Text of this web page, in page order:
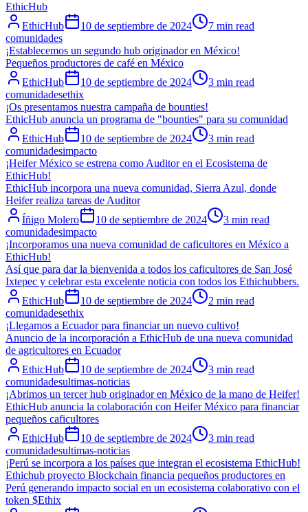
EthicHub
EthicHub
10 de septiembre de 2024
7 min read
comunidades
¡Establecemos un segundo hub originador en México!
Pequeños productores de café en México
EthicHub
10 de septiembre de 2024
3 min read
comunidadesethix
¡Os presentamos nuestra campaña de bounties!
EthicHub anuncia un programa de "bounties" para su comunidad
EthicHub
10 de septiembre de 2024
3 min read
comunidadesimpacto
¡Heifer México se estrena como Auditor en el Ecosistema de
EthicHub!
EthicHub incorpora una nueva comunidad, Sierra Azul, donde
Heifer realiza tareas de Auditor
Íñigo Molero
10 de septiembre de 2024
3 min read
comunidadesimpacto
¡Incorporamos una nueva comunidad de caficultores en México a
EthicHub!
Así que para dar la bienvenida a todos los caficultores de San José
Ixtepec y celebrar esta excelente noticia con todos los Ethichubbers.
EthicHub
10 de septiembre de 2024
2 min read
comunidadesethix
¡Llegamos a Ecuador para financiar un nuevo cultivo!
Anuncio de la incorporación a EthicHub de una nueva comunidad
de agricultores en Ecuador
EthicHub
10 de septiembre de 2024
3 min read
comunidadesultimas-noticias
¡Abrimos un tercer hub originador en México de la mano de Heifer!
EthicHub anuncia la colaboración con Heifer México para financiar
pequeños caficultores
EthicHub
10 de septiembre de 2024
3 min read
comunidadesultimas-noticias
¡Perú se incorpora a los países que integran el ecosistema EthicHub!
Ethichub proyecto Blockchain financia pequeños productores en
Perú generando impacto social en un ecosistema colaborativo con el
token $Ethix